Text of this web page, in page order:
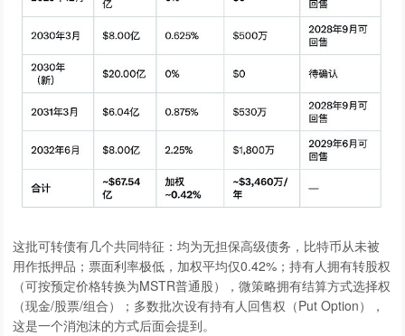
这批可转债有几个共同特征：均为无担保高级债务，比特币从未被
用作抵押品；票面利率极低，加权平均仅0.42%；持有人拥有转股权
（可按预定价格转换为MSTR普通股），微策略拥有结算方式选择权
（现金/股票/组合）；多数批次设有持有人回售权（Put Option），
这是一个消泡沫的方式后面会提到。